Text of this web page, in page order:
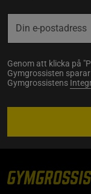
Genom att klicka på
Gymgrossisten
Gymgrossistens